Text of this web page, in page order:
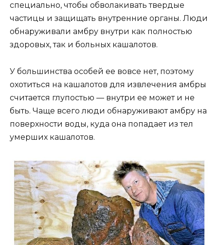
специально, чтобы обволакивать твердые
частицы и защищать внутренние органы. Люди
обнаруживали амбру внутри как полностью
здоровых, так и больных кашалотов.
У большинства особей ее вовсе нет, поэтому
охотиться на кашалотов для извлечения амбры
считается глупостью — внутри ее может и не
быть. Чаще всего люди обнаруживают амбру на
поверхности воды, куда она попадает из тел
умерших кашалотов.